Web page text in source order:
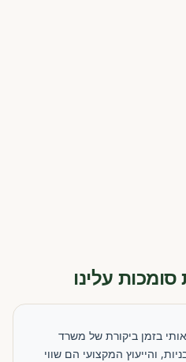
עלינו
בזמן ביקורת של משרד
והייעוץ המקצועי הם שווי